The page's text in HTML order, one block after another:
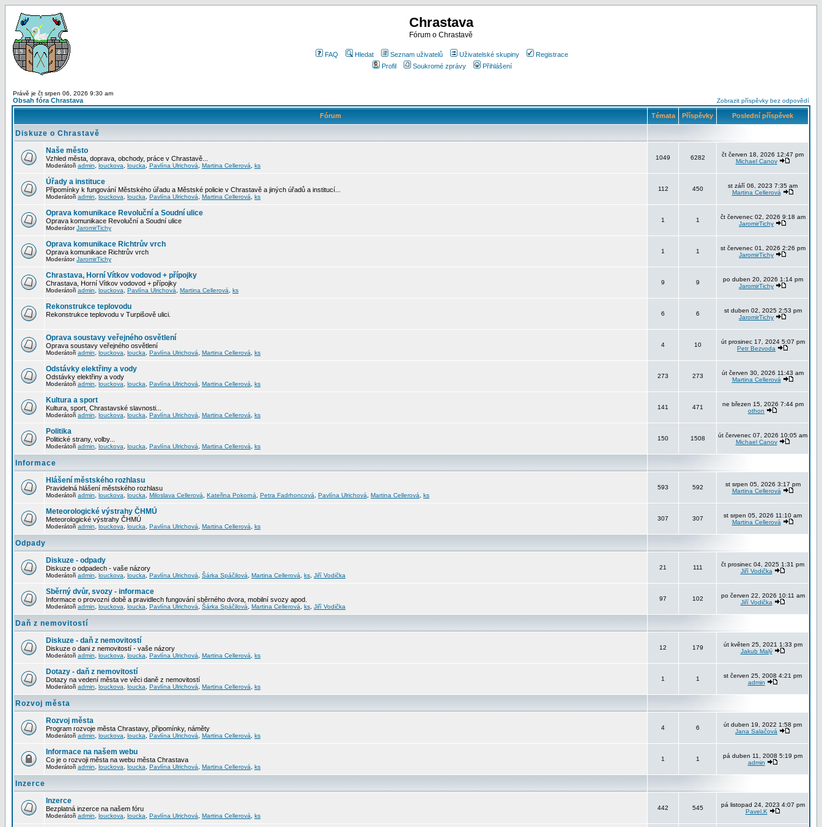
Chrastava
Fórum o Chrastavě
FAQ Hledat Seznam uživatelů Uživatelské skupiny
Registrace
Profil
Soukromé zprávy Přihlášení
Právě je čt srpen 06, 2026 9:30 am
Obsah fóra Chrastava Zobrazit příspěvky bez odpovědí
Fórum Témata Příspěvky Poslední příspěvek
Diskuze o Chrastavě
Naše město
Vzhled města, doprava, obchody, práce v Chrastavě...
Moderátoři admin louckova loucka Pavlína Ulrichová Martina Cellerová ks
1049 6282
čt červen 18, 2026 12:47 pm
Michael Canov
Úřady a instituce
Připomínky k fungování Městského úřadu a Městské policie v Chrastavě a jiných úřadů a institucí...
Moderátoři admin louckova loucka Pavlína Ulrichová Martina Cellerová ks
112 450
st září 06, 2023 7:35 am
Martina Cellerová
Oprava komunikace Revoluční a Soudní ulice
Oprava komunikace Revoluční a Soudní ulice
ModerátorJaromirTichy
1 1
čt červenec 02, 2026 9:18 am
JaromirTichy
Oprava komunikace Richtrův vrch
Oprava komunikace Richtrův vrch
ModerátorJaromirTichy
1 1
st červenec 01, 2026 2:26 pm
JaromirTichy
Chrastava, Horní Vítkov vodovod + přípojky
Chrastava, Horní Vítkov vodovod + přípojky
Moderátoři admin louckova Pavlína Ulrichová Martina Cellerová ks
9 9
po duben 20, 2026 1:14 pm
JaromirTichy
Rekonstrukce teplovodu
Rekonstrukce teplovodu v Turpišově ulici. 6 6
st duben 02, 2025 2:53 pm
JaromirTichy
Oprava soustavy veřejného osvětlení
Oprava soustavy veřejného osvětlení
Moderátoři admin louckova loucka Pavlína Ulrichová Martina Cellerová ks
4 10
út prosinec 17, 2024 5:07 pm
Petr Bezvoda
Odstávky elektřiny a vody
Odstávky elektřiny a vody
Moderátoři admin louckova loucka Pavlína Ulrichová Martina Cellerová ks
273 273
út červen 30, 2026 11:43 am
Martina Cellerová
Kultura a sport
Kultura, sport, Chrastavské slavnosti...
Moderátoři admin louckova loucka Pavlína Ulrichová Martina Cellerová ks
141 471
ne březen 15, 2026 7:44 pm
othon
Politika
Politické strany, volby...
Moderátoři admin louckova loucka Pavlína Ulrichová Martina Cellerová ks
150 1508
út červenec 07, 2026 10:05 am
Michael Canov
Informace
Hlášení městského rozhlasu
Pravidelná hlášení městského rozhlasu
Moderátoři admin louckova loucka Miloslava Cellerová Kateřina Pokorná Petra Fadrhoncová Pavlína Ulrichová Martina Cellerová ks
593 592
st srpen 05, 2026 3:17 pm
Martina Cellerová
Meteorologické výstrahy ČHMÚ
Meteorologické výstrahy ČHMÚ
Moderátoři admin louckova loucka Pavlína Ulrichová Martina Cellerová ks
307 307
st srpen 05, 2026 11:10 am
Martina Cellerová
Odpady
Diskuze - odpady
Diskuze o odpadech - vaše názory
Moderátoři admin louckova loucka Pavlína Ulrichová Šárka Spáčilová Martina Cellerová ks Jiří Vodička
21 111
čt prosinec 04, 2025 1:31 pm
Jiří Vodička
Sběrný dvůr, svozy - informace
Informace o provozní době a pravidlech fungování sběrného dvora, mobilní svozy apod.
Moderátoři admin louckova loucka Pavlína Ulrichová Šárka Spáčilová Martina Cellerová ks Jiří Vodička
97 102
po červen 22, 2026 10:11 am
Jiří Vodička
Daň z nemovitostí
Diskuze - daň z nemovitostí
Diskuze o dani z nemovitostí - vaše názory
Moderátoři admin louckova loucka Pavlína Ulrichová Martina Cellerová ks
12 179
út květen 25, 2021 1:33 pm
Jakub Malý
Dotazy - daň z nemovitostí
Dotazy na vedení města ve věci daně z nemovitostí
Moderátoři admin louckova loucka Pavlína Ulrichová Martina Cellerová ks
1 1
st červen 25, 2008 4:21 pm
admin
Rozvoj města
Rozvoj města
Program rozvoje města Chrastavy, připomínky, náměty
Moderátoři admin louckova loucka Pavlína Ulrichová Martina Cellerová ks
4 6
út duben 19, 2022 1:58 pm
Jana Salačová
Informace na našem webu
Co je o rozvoji města na webu města Chrastava
Moderátoři admin louckova loucka Pavlína Ulrichová Martina Cellerová ks
1 1
pá duben 11, 2008 5:19 pm
admin
Inzerce
Inzerce
Bezplatná inzerce na našem fóru
Moderátoři admin louckova loucka Pavlína Ulrichová Martina Cellerová ks
442 545
pá listopad 24, 2023 4:07 pm
Pavel.K